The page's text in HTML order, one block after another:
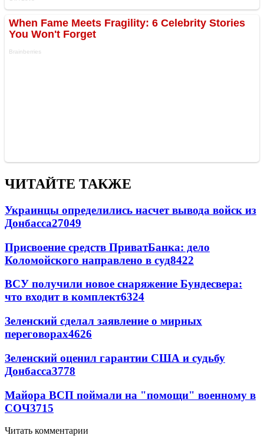
ЧИТАЙТЕ ТАКЖЕ
Украинцы определились насчет вывода войск из
Донбасса27049
Присвоение средств ПриватБанка: дело
Коломойского направлено в суд8422
ВСУ получили новое снаряжение Бундесвера:
что входит в комплект6324
Зеленский сделал заявление о мирных
переговорах4626
Зеленский оценил гарантии США и судьбу
Донбасса3778
Майора ВСП поймали на "помощи" военному в
СОЧ3715
Читать комментарии